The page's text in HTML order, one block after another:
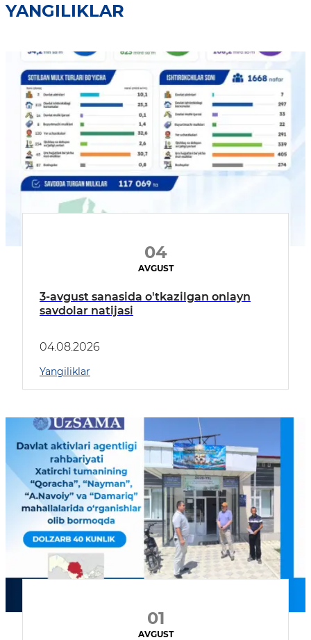
YANGILIKLAR
04
AVGUST
3-avgust sanasida o'tkazilgan onlayn
savdolar natijasi
04.08.2026
Yangiliklar
01
AVGUST